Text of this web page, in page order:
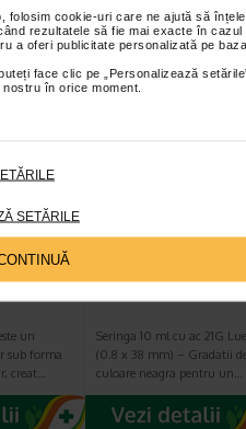
cookie-uri care ne ajută să
rezultatele să fie mai exacte în
a oferi publicitate personalizată pe
face clic pe „Personalizează
în orice moment.
SETĂRILE
formulat
un supliment alimentar care
combina vitamina D3 si…
30
un
sub forma
creat…
Seringa 10 ml cu ac 21G
(0.8 x 38 mm) – Gradatii
culoare neagra pentru un…